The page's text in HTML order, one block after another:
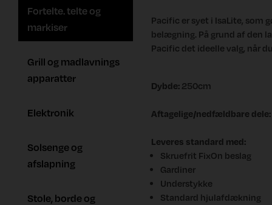
Fortelte. telte og
markiser
Grill og madlavnings
apparatter
Elektronik
Solsenge og
afslapning
Stole, borde og
Pacific er syet i IsaLite, som
belægning. På grund af den
Pacific det ideelle valg, når
Dybde: 250cm
Aftagelige/nedfældbare dele:
Leveres standard med:
Skruefrit FixOn beslag
Gardiner
Understykke
Standard hjulafdækning